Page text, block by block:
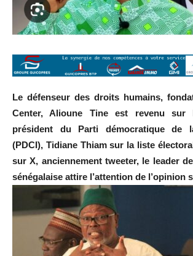
Le défenseur des droits humains,
Center, Alioune Tine est revenu sur
président du Parti démocratique de
(PDCI), Tidiane Thiam sur la liste
sur X, anciennement tweeter, le leader
sénégalaise attire l’attention de l’opinion